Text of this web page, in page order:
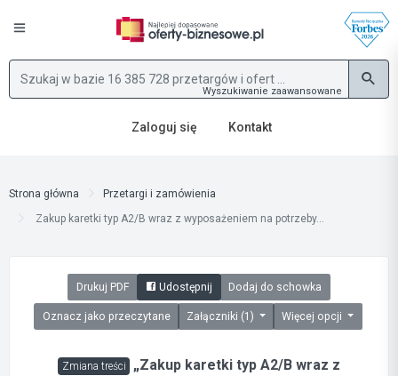
Wyszukiwanie zaawansowane
Zaloguj się Kontakt
Strona główna
Przetargi i zamówienia
Zakup karetki typ A2/B wraz z wyposażeniem na potrzeby...
Drukuj PDF Udostępnij Dodaj do schowka
Oznacz jako przeczytane Załączniki (1) Więcej opcji
Zmiana treści
„Zakup karetki typ A2/B wraz z